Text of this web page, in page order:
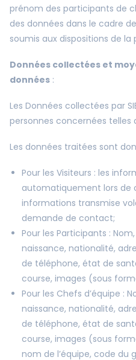
prénom des participants de
des données dans le cadre
soumis aux dispositions de la
Données collectées et
données :
Les Données collectées par
personnes concernées telles
Les données traitées sont
Pour les Visiteurs : les
automatiquement lors de
informations transmise
demande de contact;
Pour les Participants :
naissance, nationalité,
de téléphone, état de
course, images (sous
Pour les Chefs d’équipe :
naissance, nationalité,
de téléphone, état de
course, images (sous
nom de l’équipe, code du